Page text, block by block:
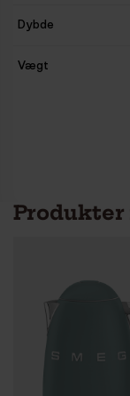
Dybde
Vægt
Produkter